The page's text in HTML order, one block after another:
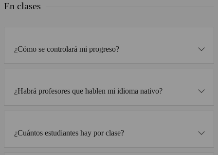
En clases
¿Cómo se controlará mi progreso?
¿Habrá profesores que hablen mi idioma nativo?
¿Cuántos estudiantes hay por clase?